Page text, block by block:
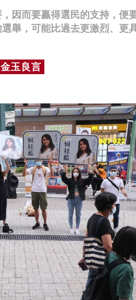
因而要贏得選民的支持，便
舉，可能比過去更激烈、更
金玉良言